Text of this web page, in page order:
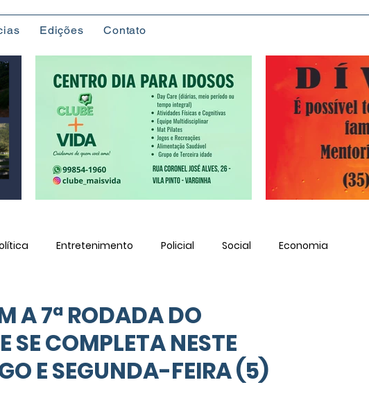
Edições Contato
Entretenimento Policial Social Economia
A 7ª RODADA DO
SE COMPLETA NESTE
E SEGUNDA-FEIRA (5)